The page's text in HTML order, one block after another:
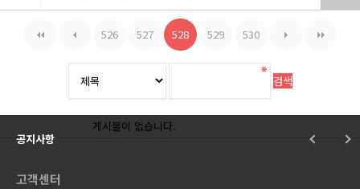
526 527 528 529 530
공지사항
게시물이 없습니다.
고객센터